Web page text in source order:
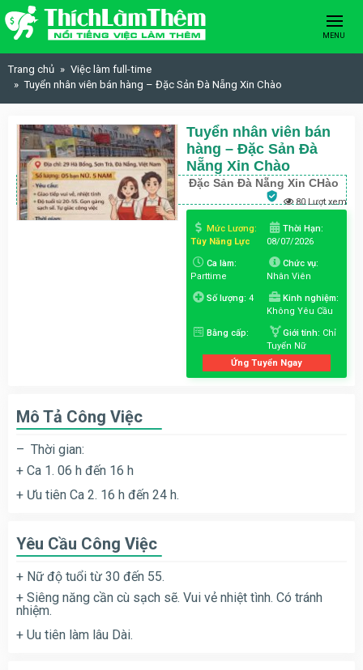
Skip to content
MENU
Trang chủ
Việc làm full-time
Tuyển nhân viên bán hàng – Đặc Sản Đà Nẵng Xin Chào
Tuyển nhân viên bán
hàng – Đặc Sản Đà
Nẵng Xin Chào
Đặc Sản Đà Nẵng Xin CHào
80 Lượt xem
Mức Lương:
Tùy Năng Lực
Thời Hạn:
08/07/2026
Ca làm:
Parttime
Chức vụ:
Nhân Viên
Số lượng: 4
Kinh nghiệm:
Không Yêu Cầu
Bằng cấp: Giới tính: Chỉ
Tuyển Nữ
Ứng Tuyển Ngay
Mô Tả Công Việc
– Thời gian:
+ Ca 1. 06 h đến 16 h
+ Ưu tiên Ca 2. 16 h đến 24 h.
Yêu Cầu Công Việc
+ Nữ độ tuổi từ 30 đến 55.
+ Siêng năng cần cù sạch sẽ. Vui vẻ nhiệt tình. Có tránh
nhiệm.
+ Uu tiên làm lâu Dài.